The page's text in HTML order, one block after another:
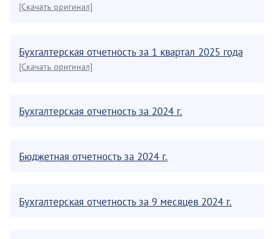
[Скачать оригинал]
Бухгалтерская отчетность за 1 квартал 2025 года
[Скачать оригинал]
Бухгалтерская отчетность за 2024 г.
Бюджетная отчетность за 2024 г.
Бухгалтерская отчетность за 9 месяцев 2024 г.